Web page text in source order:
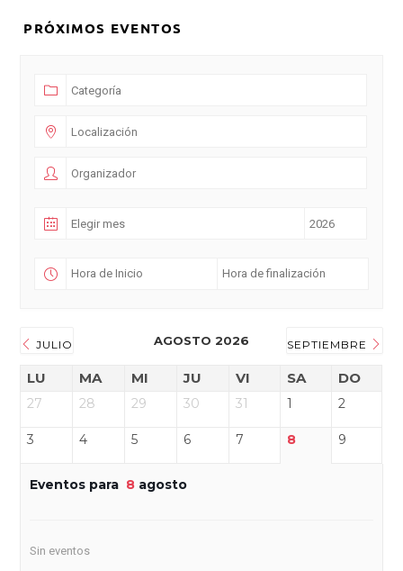
PRÓXIMOS EVENTOS
JULIO AGOSTO 2026 SEPTIEMBRE
LU MA MI JU VI SA DO
27 28 29 30 31 1 2
3 4 5 6 7 8 9
Eventos para 8 agosto
Sin eventos